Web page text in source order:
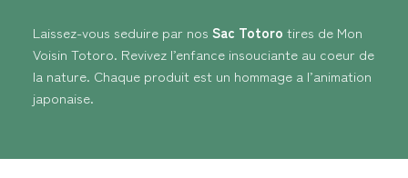
Laissez-vous seduire par nos Sac Totoro tires de Mon
Voisin Totoro. Revivez l’enfance insouciante au coeur de
la nature. Chaque produit est un hommage a l’animation
japonaise.